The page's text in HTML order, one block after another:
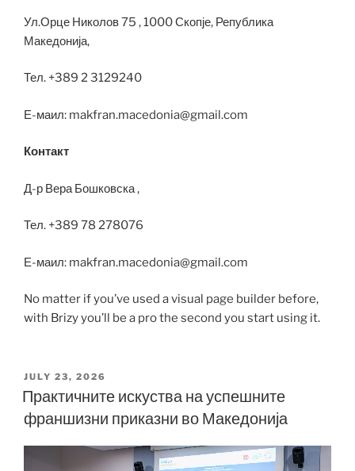
Ул.Орце Николов 75 , 1000 Скопје, Република
Македонија,
Тел. +389 2 3129240
Е-маил: makfran.macedonia@gmail.com
Контакт
Д-р Вера Бошковска ,
Тел. +389 78 278076
Е-маил: makfran.macedonia@gmail.com
No matter if you’ve used a visual page builder before,
with Brizy you’ll be a pro the second you start using it.
POSTED
ON
JULY 23, 2026
Практичните искуства на успешните
франшизни приказни во Македонија